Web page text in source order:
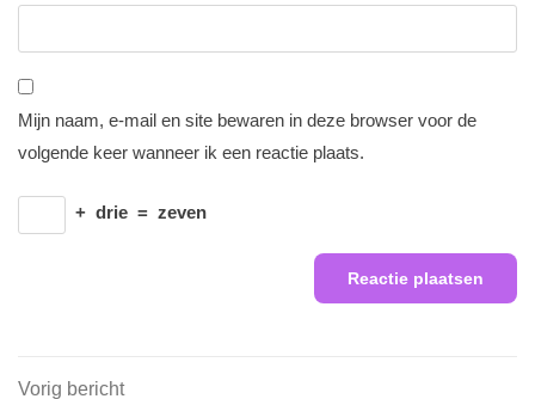
Mijn naam, e-mail en site bewaren in deze browser voor de
volgende keer wanneer ik een reactie plaats.
+ drie = zeven
Vorig
Vorig bericht